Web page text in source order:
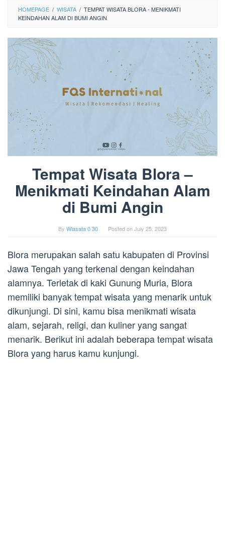
HOMEPAGE / WISATA / TEMPAT WISATA BLORA - MENIKMATI
KEINDAHAN ALAM DI BUMI ANGIN
Tempat Wisata Blora –
Menikmati Keindahan Alam
di Bumi Angin
By Wiasata 0 30 Posted onJuly 25, 2023
Blora merupakan salah satu kabupaten di Provinsi
Jawa Tengah yang terkenal dengan keindahan
alamnya. Terletak di kaki Gunung Muria, Blora
memiliki banyak tempat wisata yang menarik untuk
dikunjungi. Di sini, kamu bisa menikmati wisata
alam, sejarah, religi, dan kuliner yang sangat
menarik. Berikut ini adalah beberapa tempat wisata
Blora yang harus kamu kunjungi.